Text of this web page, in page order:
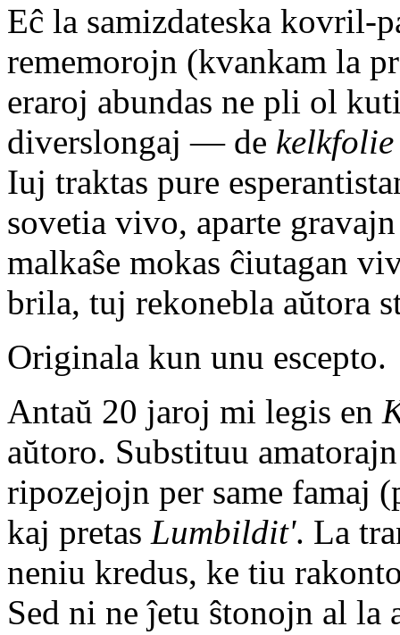
Eĉ la samizdateska kovril-
rememorojn (kvankam la
eraroj abundas ne pli ol
diverslongaj — de kelkfolie
Iuj traktas pure
sovetia vivo, aparte
malkaŝe mokas ĉiutagan
brila, tuj rekonebla aŭtora
Originala kun unu escepto.
Antaŭ 20 jaroj mi legis en
aŭtoro. Substituu
ripozejojn per same famaj
kaj pretas Lumbildit'. La
neniu kredus, ke tiu
Sed ni ne ĵetu ŝtonojn al